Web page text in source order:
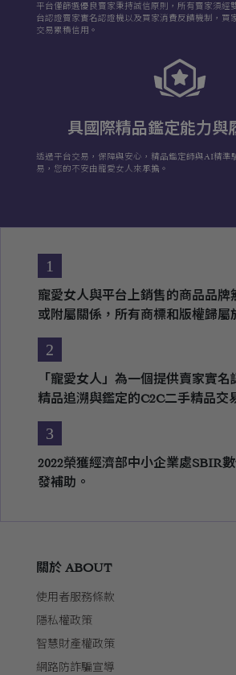
平台僅篩選優良賣家秉持誠信原則，所有賣家須經
台認證賣家實名認證機以及買家消費反饋機制，買
交易累積信用。
具國際精品鑑定能力與
透過平台交易，保障與安心，精品鑑定師與AI精準
易，您的不安由寵愛女人來承擔。
1
寵愛女人與平台上銷售的商品品牌
或附屬關係，所有商標和版權歸屬
2
「寵愛女人」為一個提供賣家實
精品追溯與鑑定的C2C二手精品交
3
2022榮獲經濟部中小企業處SBIR
發補助。
關於 ABOUT
使用者服務條款
隱私權政策
智慧財產權政策
網路防詐騙宣導